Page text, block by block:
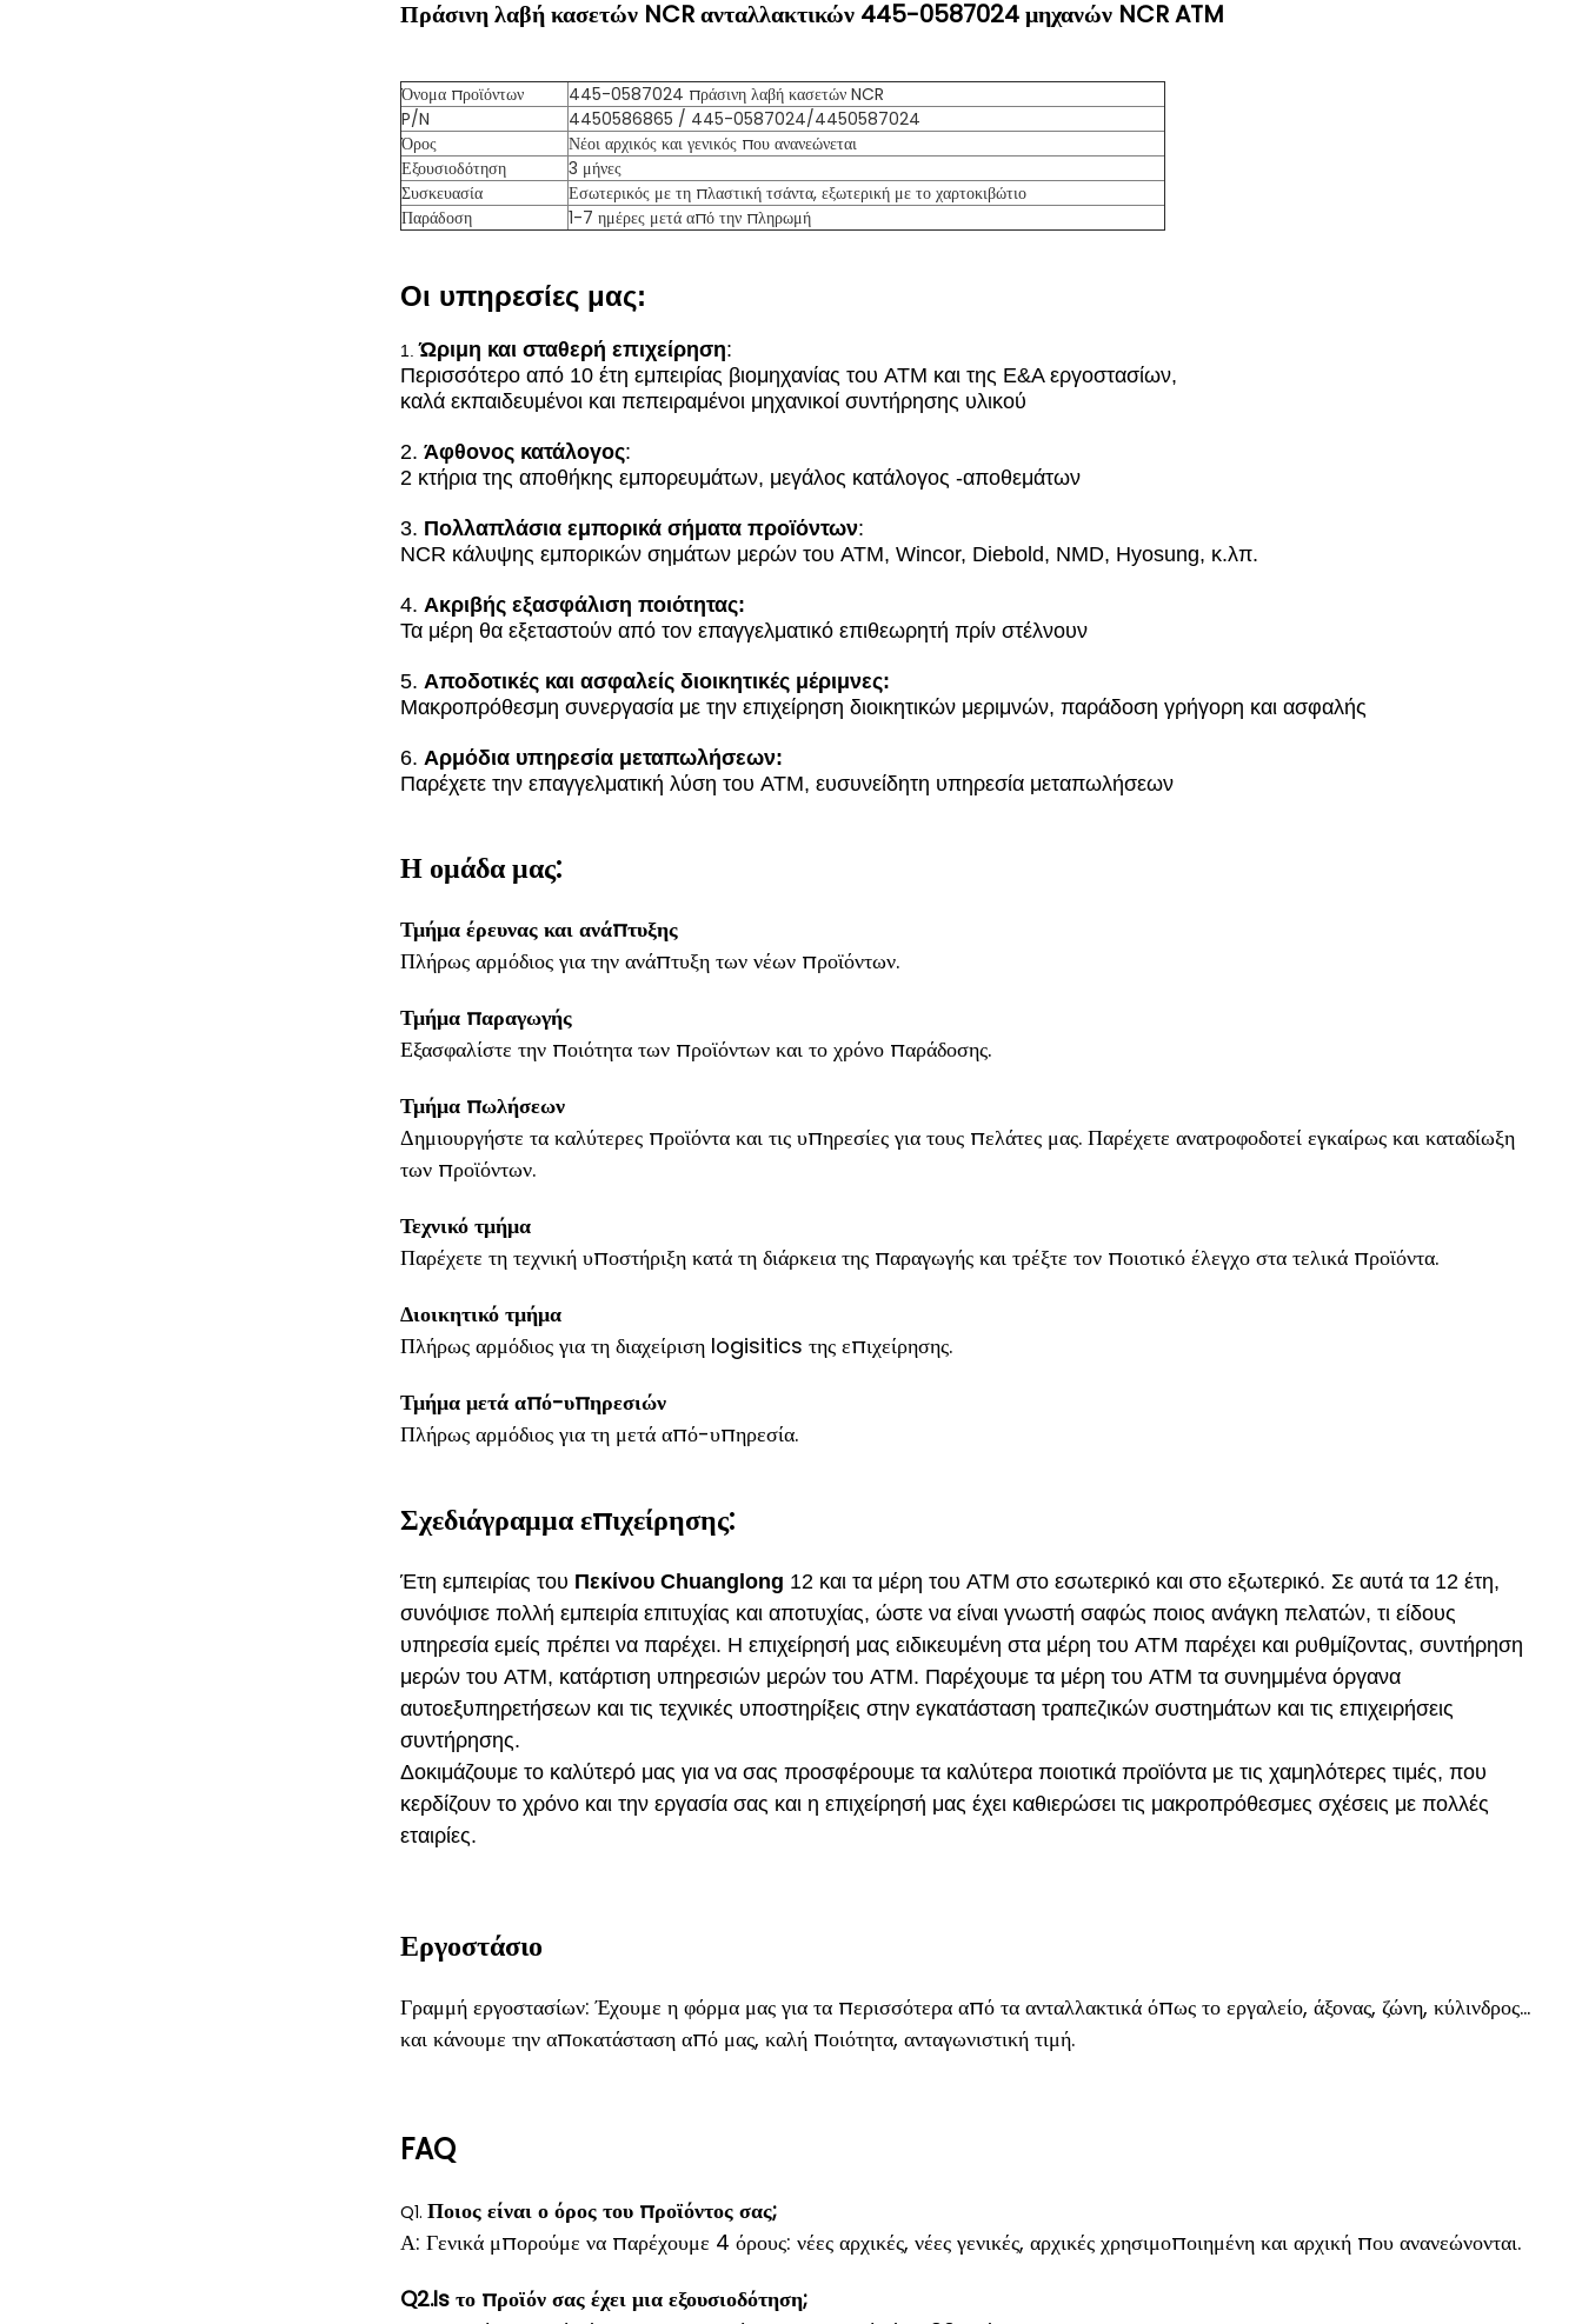
Πράσινη λαβή κασετών NCR ανταλλακτικών 445-0587024 μηχανών NCR ATM
Όνομα προϊόντων
445-0587024 πράσινη λαβή κασετών NCR
P/N
4450586865 / 445-0587024/4450587024
Όρος
Νέοι αρχικός και γενικός που ανανεώνεται
Εξουσιοδότηση
3 μήνες
Συσκευασία
Εσωτερικός με τη πλαστική τσάντα, εξωτερική με το χαρτοκιβώτιο
Παράδοση
1-7 ημέρες μετά από την πληρωμή
Οι υπηρεσίες μας:
1.Ώριμη και σταθερή επιχείρηση:
Περισσότερο από 10 έτη εμπειρίας βιομηχανίας του ATM και της Ε&Α εργοστασίων,
καλά εκπαιδευμένοι και πεπειραμένοι μηχανικοί συντήρησης υλικού
2. Άφθονος κατάλογος:
2 κτήρια της αποθήκης εμπορευμάτων, μεγάλος κατάλογος -αποθεμάτων
3. Πολλαπλάσια εμπορικά σήματα προϊόντων:
NCR κάλυψης εμπορικών σημάτων μερών του ATM, Wincor, Diebold, NMD, Hyosung, κ.λπ.
4. Ακριβής εξασφάλιση ποιότητας:
Τα μέρη θα εξεταστούν από τον επαγγελματικό επιθεωρητή πρίν στέλνουν
5. Αποδοτικές και ασφαλείς διοικητικές μέριμνες:
Μακροπρόθεσμη συνεργασία με την επιχείρηση διοικητικών μεριμνών, παράδοση γρήγορη και ασφαλής
6. Αρμόδια υπηρεσία μεταπωλήσεων:
Παρέχετε την επαγγελματική λύση του ATM, ευσυνείδητη υπηρεσία μεταπωλήσεων
Η ομάδα μας:
Τμήμα έρευνας και ανάπτυξης
Πλήρως αρμόδιος για την ανάπτυξη των νέων προϊόντων.
Τμήμα παραγωγής
Εξασφαλίστε την ποιότητα των προϊόντων και το χρόνο παράδοσης.
Τμήμα πωλήσεων
Δημιουργήστε τα καλύτερες προϊόντα και τις υπηρεσίες για τους πελάτες μας. Παρέχετε ανατροφοδοτεί εγκαίρως και καταδίωξη
των προϊόντων.
Τεχνικό τμήμα
Παρέχετε τη τεχνική υποστήριξη κατά τη διάρκεια της παραγωγής και τρέξτε τον ποιοτικό έλεγχο στα τελικά προϊόντα.
Διοικητικό τμήμα
Πλήρως αρμόδιος για τη διαχείριση logisitics της επιχείρησης.
Τμήμα μετά από-υπηρεσιών
Πλήρως αρμόδιος για τη μετά από-υπηρεσία.
Σχεδιάγραμμα επιχείρησης:
Έτη εμπειρίας του Πεκίνου Chuanglong 12 και τα μέρη του ATM στο εσωτερικό και στο εξωτερικό. Σε αυτά τα 12 έτη,
συνόψισε πολλή εμπειρία επιτυχίας και αποτυχίας, ώστε να είναι γνωστή σαφώς ποιος ανάγκη πελατών, τι είδους
υπηρεσία εμείς πρέπει να παρέχει. Η επιχείρησή μας ειδικευμένη στα μέρη του ATM παρέχει και ρυθμίζοντας, συντήρηση
μερών του ATM, κατάρτιση υπηρεσιών μερών του ATM. Παρέχουμε τα μέρη του ATM τα συνημμένα όργανα
αυτοεξυπηρετήσεων και τις τεχνικές υποστηρίξεις στην εγκατάσταση τραπεζικών συστημάτων και τις επιχειρήσεις
συντήρησης.
Δοκιμάζουμε το καλύτερό μας για να σας προσφέρουμε τα καλύτερα ποιοτικά προϊόντα με τις χαμηλότερες τιμές, που
κερδίζουν το χρόνο και την εργασία σας και η επιχείρησή μας έχει καθιερώσει τις μακροπρόθεσμες σχέσεις με πολλές
εταιρίες.
Εργοστάσιο
Γραμμή εργοστασίων: Έχουμε η φόρμα μας για τα περισσότερα από τα ανταλλακτικά όπως το εργαλείο, άξονας, ζώνη, κύλινδρος…
και κάνουμε την αποκατάσταση από μας, καλή ποιότητα, ανταγωνιστική τιμή.
FAQ
Q1. Ποιος είναι ο όρος του προϊόντος σας;
Α: Γενικά μπορούμε να παρέχουμε 4 όρους: νέες αρχικές, νέες γενικές, αρχικές χρησιμοποιημένη και αρχική που ανανεώνονται.
Q2.Is το προϊόν σας έχει μια εξουσιοδότηση;